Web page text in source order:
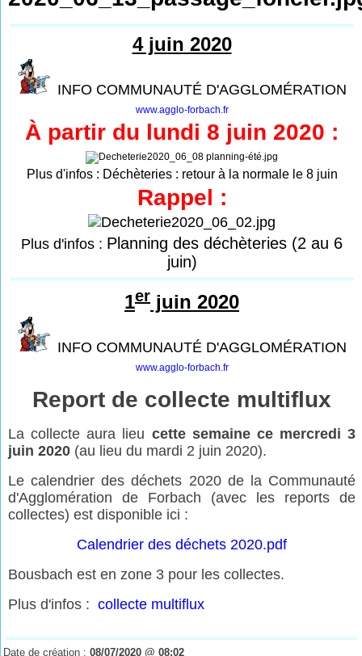
4 juin 2020
INFO COMMUNAUTÉ D'AGGLOMÉRATION
www.agglo-forbach.fr
À partir du lundi 8 juin 2020 :
Plus d'infos : Déchèteries : retour à la normale le 8 juin
Rappel :
Plus d'infos : Planning des déchèteries (2 au 6
juin)
1er juin 2020
INFO COMMUNAUTÉ D'AGGLOMÉRATION
www.agglo-forbach.fr
Report de collecte multiflux
La collecte aura lieu cette semaine ce mercredi 3
juin 2020 (au lieu du mardi 2 juin 2020).
Le calendrier des déchets 2020 de la Communauté
d'Agglomération de Forbach (avec les reports de
collectes) est disponible ici :
Calendrier des déchets 2020.pdf
Bousbach est en zone 3 pour les collectes.
Plus d'infos :collecte multiflux
Date de création :08/07/2020 @ 08:02